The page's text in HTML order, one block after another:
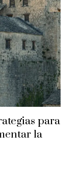
para
la